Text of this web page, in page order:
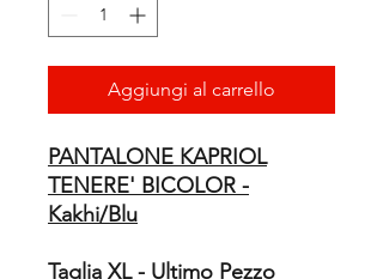
Aggiungi al carrello
PANTALONE KAPRIOL
TENERE' BICOLOR -
Kakhi/Blu
Taglia XL - Ultimo Pezzo